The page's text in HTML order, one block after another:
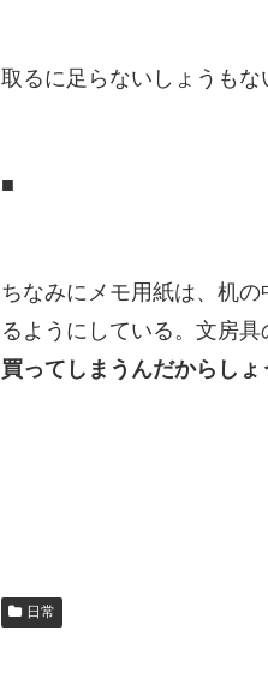
取るに足らないしょうもな
■
ちなみにメモ用紙は、机
るようにしている。文房具
買ってしまうんだからしょ
日常